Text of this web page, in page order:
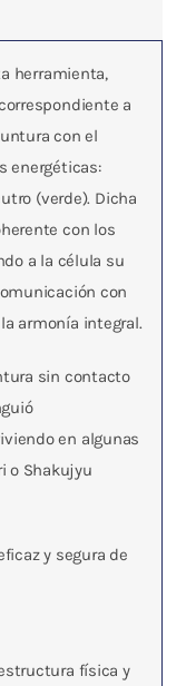
herramienta,
a
con el
energéticas:
(verde). Dicha
con los
a la célula su
con
armonía integral.
sin contacto
en algunas
o Shakujyu
y segura de
física y